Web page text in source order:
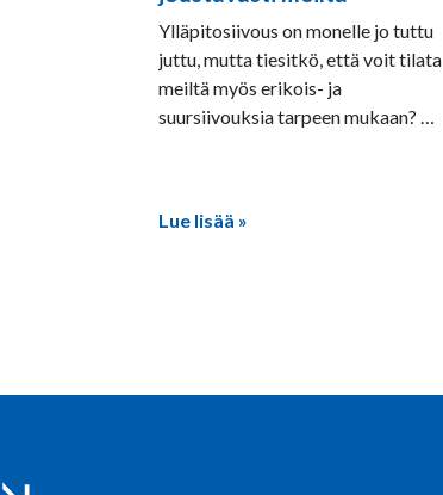
Ylläpitosiivous on monelle jo tuttu
juttu, mutta tiesitkö, että voit tilata
meiltä myös erikois- ja
suursiivouksia tarpeen mukaan? …
Lue lisää »